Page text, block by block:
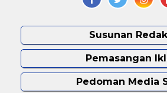
Susunan
Pemasangan
Pedoman Media